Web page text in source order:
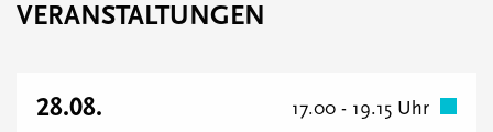
VERANSTALTUNGEN
28.08. 17.00 - 19.15 Uhr